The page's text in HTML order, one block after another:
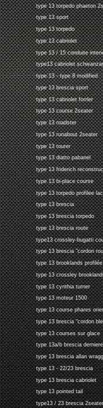
type 13 torpedo phaeton
type 13 sport
type 13 torpedo
type 13 cabriolet
type 13 / 15 conduite
type13 cabriolet schwanzar
type 13 - type 8 modified
type 13 brescia sport
type 13 cabriolet forrler
type 13 course 2seater
type 13 roadster
type 13 runabout 2seater
type 13 tourer
type 13 diatto pabanel
type 13 friderich
type 13 bi-place course
type 13 torpedo profilee
type 13 brescia
type 13 brescia torpedo
type 13 brescia route
type13 crossley-bugatti
type 13 brescia "cordon
type 13 brooklands profilée
type 13 crossley
type 13 cynthia turner
type 13 moteur 1500
type 13 course phares
type 13 brescia "cordon
type 13 courses sur glace
type 13a/b brescia
type 13 brescia allan wragg
type 13 - 22/23 brescia
type 13 brescia cabriolet
type 13 pointed tail
type13 / 23 brescia